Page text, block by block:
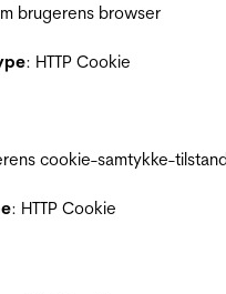
brugerens browser
: HTTP Cookie
cookie-samtykke-
: HTTP Cookie